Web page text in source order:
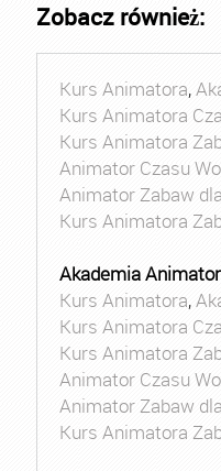
Zobacz również:
Kurs Animatora,
Kurs Animatora
Kurs Animatora
Animator Czasu
Animator Zabaw
Kurs Animatora
Akademia
Kurs Animatora,
Kurs Animatora
Kurs Animatora
Animator Czasu
Animator Zabaw
Kurs Animatora